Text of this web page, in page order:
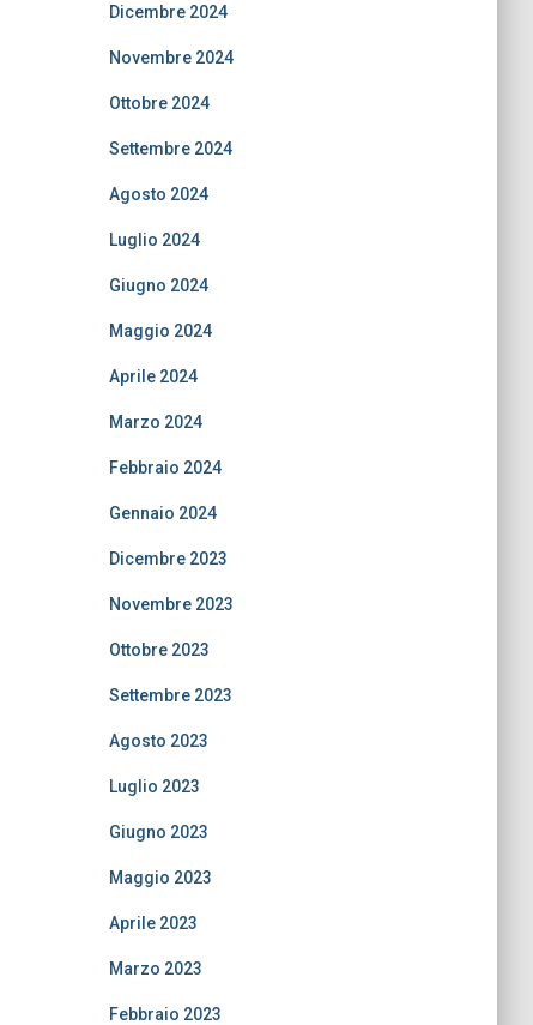
Dicembre 2024
Novembre 2024
Ottobre 2024
Settembre 2024
Agosto 2024
Luglio 2024
Giugno 2024
Maggio 2024
Aprile 2024
Marzo 2024
Febbraio 2024
Gennaio 2024
Dicembre 2023
Novembre 2023
Ottobre 2023
Settembre 2023
Agosto 2023
Luglio 2023
Giugno 2023
Maggio 2023
Aprile 2023
Marzo 2023
Febbraio 2023